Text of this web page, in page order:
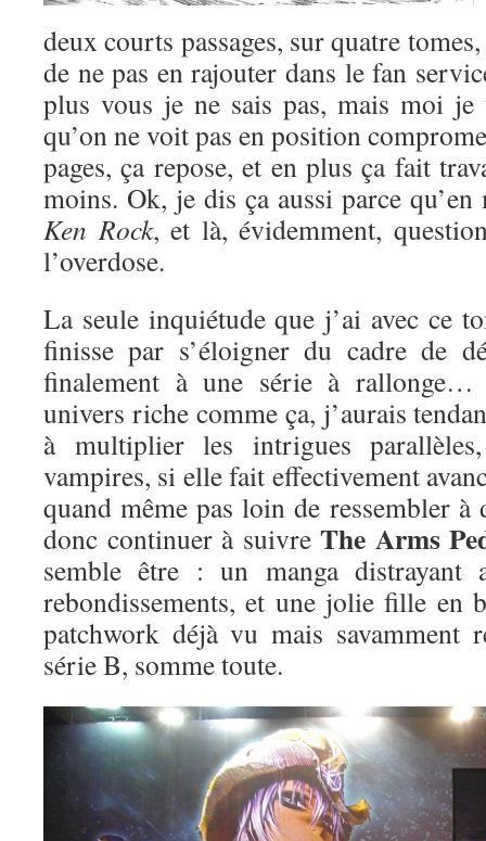
deux courts passages, sur quatre
de ne pas en rajouter dans le fan
plus vous je ne sais pas, mais moi je
qu’on ne voit pas en position
pages, ça repose, et en plus ça fait
moins. Ok, je dis ça aussi parce
Ken Rock, et là, évidemment,
l’overdose.
La seule inquiétude que j’ai avec ce
finisse par s’éloigner du cadre de
finalement à une série à rallonge…
univers riche comme ça, j’aurais
à multiplier les intrigues
vampires, si elle fait effectivement
quand même pas loin de ressembler à
donc continuer à suivre The Arms
semble être : un manga distrayant
rebondissements, et une jolie fille en
patchwork déjà vu mais savamment
série B, somme toute.